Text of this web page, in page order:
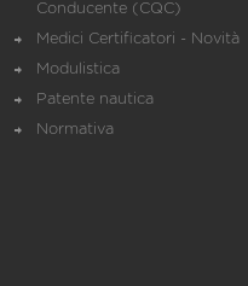
Conducente (CQC)
Medici Certificatori - Novità
Modulistica
Patente nautica
Normativa